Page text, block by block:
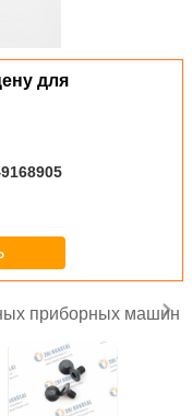
для
приборных машин